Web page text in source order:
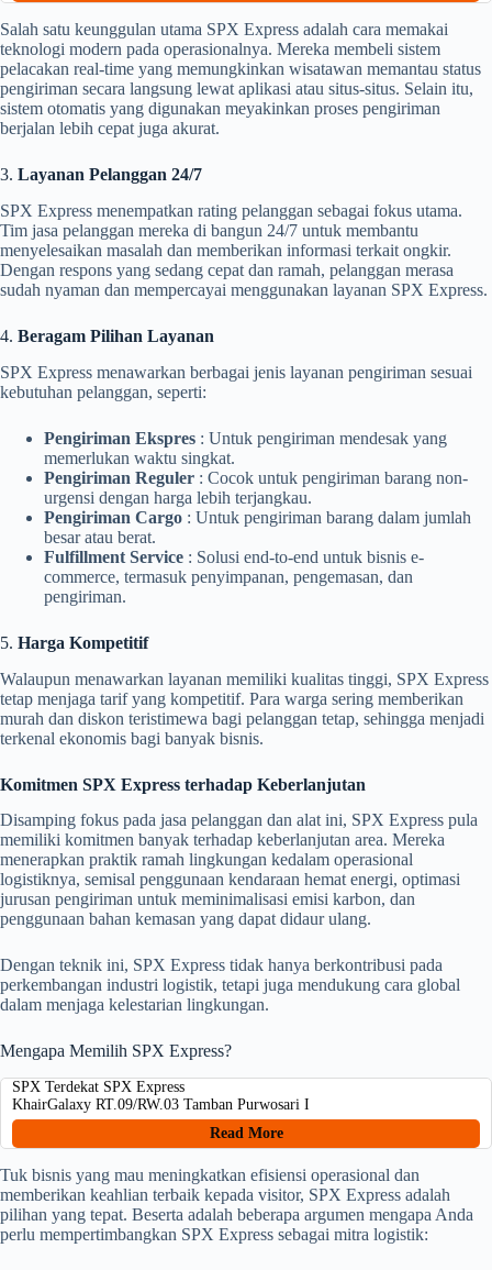
Salah satu keunggulan utama SPX Express adalah cara memakai
teknologi modern pada operasionalnya. Mereka membeli sistem
pelacakan real-time yang memungkinkan wisatawan memantau status
pengiriman secara langsung lewat aplikasi atau situs-situs. Selain itu,
sistem otomatis yang digunakan meyakinkan proses pengiriman
berjalan lebih cepat juga akurat.
3. Layanan Pelanggan 24/7
SPX Express menempatkan rating pelanggan sebagai fokus utama.
Tim jasa pelanggan mereka di bangun 24/7 untuk membantu
menyelesaikan masalah dan memberikan informasi terkait ongkir.
Dengan respons yang sedang cepat dan ramah, pelanggan merasa
sudah nyaman dan mempercayai menggunakan layanan SPX Express.
4. Beragam Pilihan Layanan
SPX Express menawarkan berbagai jenis layanan pengiriman sesuai
kebutuhan pelanggan, seperti:
Pengiriman Ekspres : Untuk pengiriman mendesak yang
memerlukan waktu singkat.
Pengiriman Reguler : Cocok untuk pengiriman barang non-
urgensi dengan harga lebih terjangkau.
Pengiriman Cargo : Untuk pengiriman barang dalam jumlah
besar atau berat.
Fulfillment Service : Solusi end-to-end untuk bisnis e-
commerce, termasuk penyimpanan, pengemasan, dan
pengiriman.
5. Harga Kompetitif
Walaupun menawarkan layanan memiliki kualitas tinggi, SPX Express
tetap menjaga tarif yang kompetitif. Para warga sering memberikan
murah dan diskon teristimewa bagi pelanggan tetap, sehingga menjadi
terkenal ekonomis bagi banyak bisnis.
Komitmen SPX Express terhadap Keberlanjutan
Disamping fokus pada jasa pelanggan dan alat ini, SPX Express pula
memiliki komitmen banyak terhadap keberlanjutan area. Mereka
menerapkan praktik ramah lingkungan kedalam operasional
logistiknya, semisal penggunaan kendaraan hemat energi, optimasi
jurusan pengiriman untuk meminimalisasi emisi karbon, dan
penggunaan bahan kemasan yang dapat didaur ulang.
Dengan teknik ini, SPX Express tidak hanya berkontribusi pada
perkembangan industri logistik, tetapi juga mendukung cara global
dalam menjaga kelestarian lingkungan.
Mengapa Memilih SPX Express?
SPX Terdekat SPX Express
KhairGalaxy RT.09/RW.03 Tamban Purwosari I
Read More
Tuk bisnis yang mau meningkatkan efisiensi operasional dan
memberikan keahlian terbaik kepada visitor, SPX Express adalah
pilihan yang tepat. Beserta adalah beberapa argumen mengapa Anda
perlu mempertimbangkan SPX Express sebagai mitra logistik: